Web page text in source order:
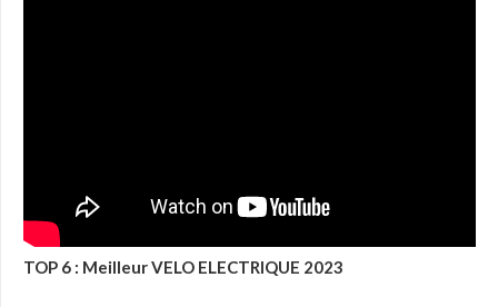
TOP 6 : Meilleur VELO ELECTRIQUE 2023